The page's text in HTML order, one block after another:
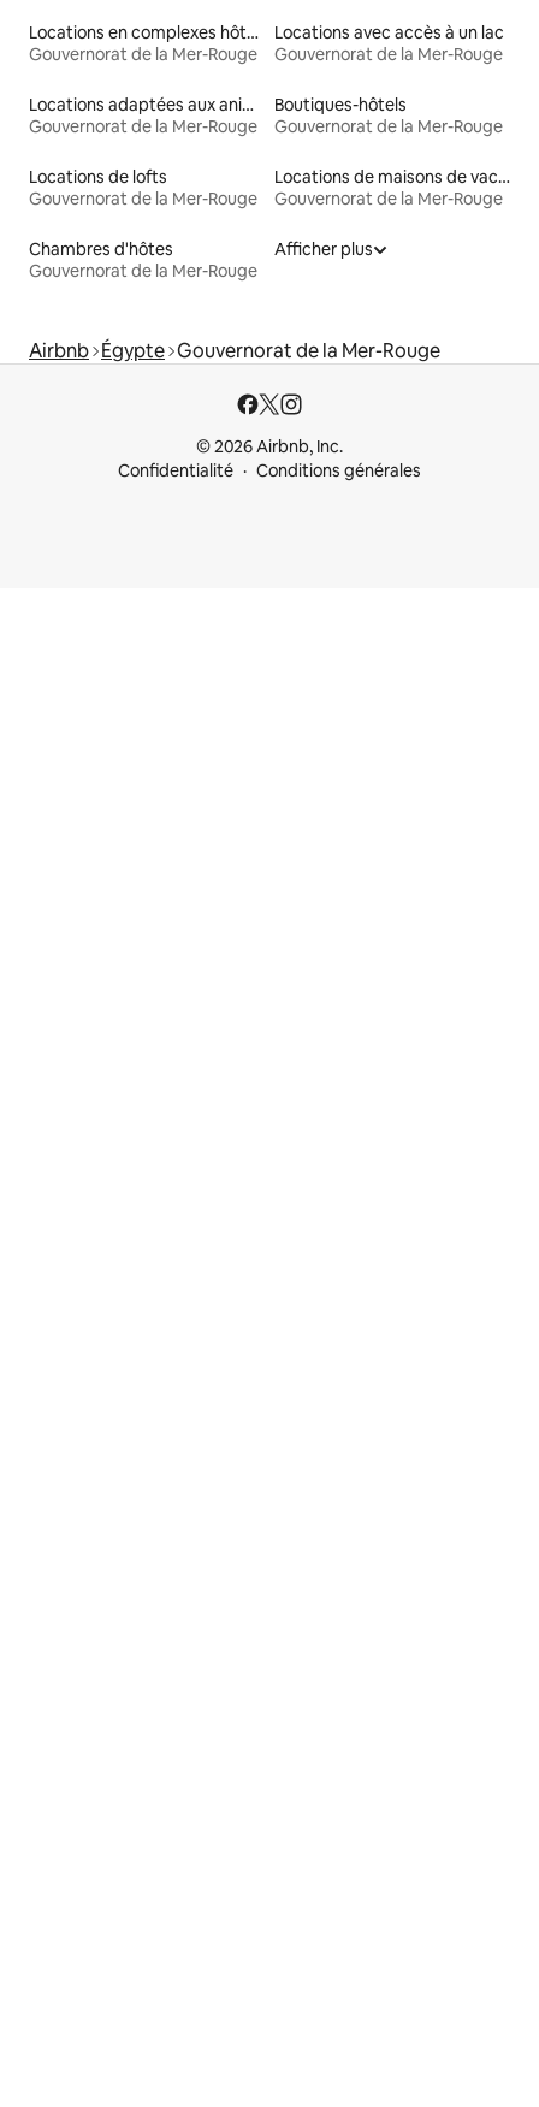
Locations en complexes hôteliers
Gouvernorat de la Mer-Rouge
Locations avec accès à un lac
Gouvernorat de la Mer-Rouge
Locations adaptées aux animaux
Gouvernorat de la Mer-Rouge
Boutiques-hôtels
Gouvernorat de la Mer-Rouge
Locations de lofts
Gouvernorat de la Mer-Rouge
Locations de maisons de vacances
Gouvernorat de la Mer-Rouge
Chambres d'hôtes
Gouvernorat de la Mer-Rouge
Afficher plus
Airbnb Égypte Gouvernorat de la Mer-Rouge
© 2026 Airbnb, Inc.
Confidentialité
Conditions générales